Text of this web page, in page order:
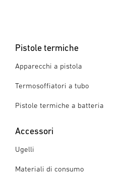
Pistole termiche
Apparecchi a pistola
Termosoffiatori a tubo
Pistole termiche a batteria
Accessori
Ugelli
Materiali di consumo